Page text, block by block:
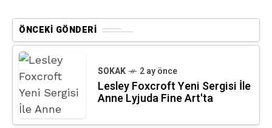
ÖNCEKI GÖNDERI
SOKAK 2 ay önce
Lesley Foxcroft Yeni Sergisi İle
Anne Lyjuda Fine Art'ta